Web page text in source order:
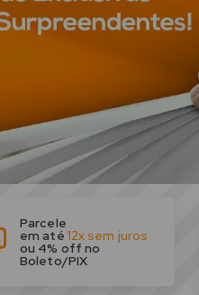
Parcele
em até 12x sem juros
ou 4% off no
Boleto/PIX